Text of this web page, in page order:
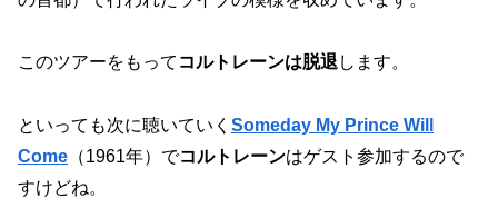
このツアーをもって コルトレーンは脱退します。
といっても次に聴いていく Someday My Prince Will
Come （1961年）でコルトレーンはゲスト参加するので
すけどね。